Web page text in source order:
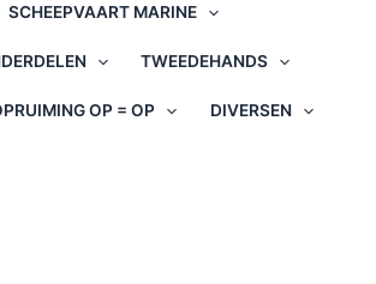
SCHEEPVAART MARINE
TWEEDEHANDS
OP = OP DIVERSEN